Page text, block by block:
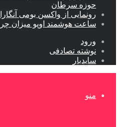
حوزه سرطان
رونمایی از واکسن بومی آنگارا با
ساعت هوشمند اوپو میزان
ورود
نوشته تصادفی
سایدبار
منو